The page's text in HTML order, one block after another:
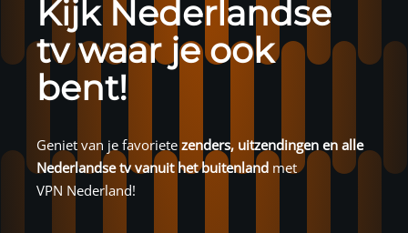
Kijk Nederlandse
tv waar je ook
bent!
Geniet van je favoriete zenders, uitzendingen en alle
Nederlandse tv vanuit het buitenland met
VPN Nederland!